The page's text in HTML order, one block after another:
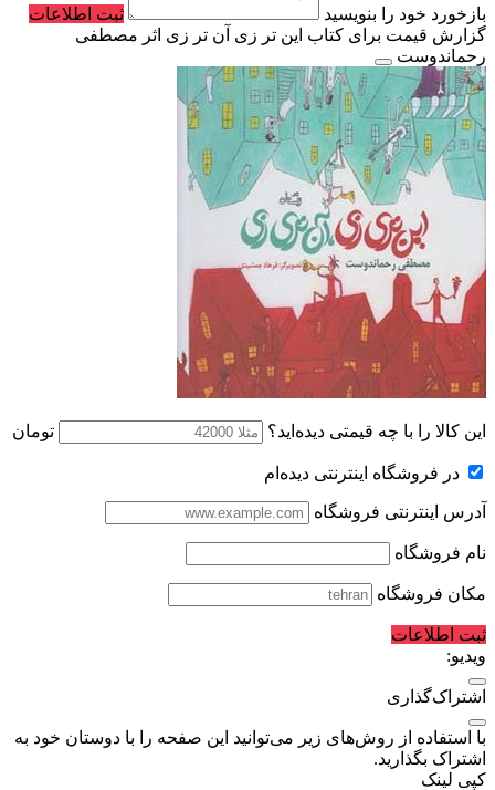
بازخورد خود را بنویسید
ثبت اطلاعات
گزارش قیمت برای کتاب این تر زی آن تر زی اثر مصطفی
رحماندوست
این کالا را با چه قیمتی دیده‌اید؟ تومان
در فروشگاه اینترنتی دیده‌ام
آدرس اینترنتی فروشگاه
نام فروشگاه
مکان فروشگاه
ثبت اطلاعات
ویدیو:
اشتراک‌گذاری
با استفاده از روش‌های زیر می‌توانید این صفحه را با دوستان خود به
اشتراک بگذارید.
کپی لینک